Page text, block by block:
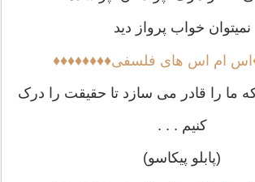
نمیتوان خواب پرواز دید
ام اس های فلسفی♦♦♦♦♦♦♦♦
ما را قادر می سازد تا حقیقت را درک
کنیم . . .
(پابلو پیکاسو)